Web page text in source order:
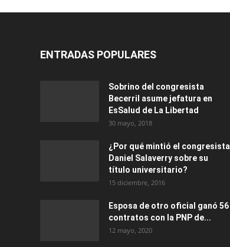
ENTRADAS POPULARES
Sobrino del congresista
Becerril asume jefatura en
EsSalud de La Libertad
30 mayo, 2018
¿Por qué mintió el congresista
Daniel Salaverry sobre su
título universitario?
15 diciembre, 2016
Esposa de otro oficial ganó 56
contratos con la PNP de...
12 mayo, 2020